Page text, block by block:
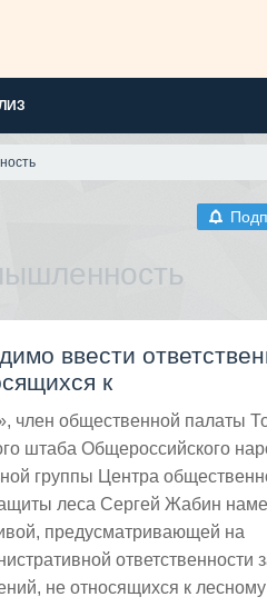
ввести
к
член общественной палаты
штаба Общероссийского
группы Центра
леса Сергей Жабин
предусматривающей на
ответственности
не относящихся к